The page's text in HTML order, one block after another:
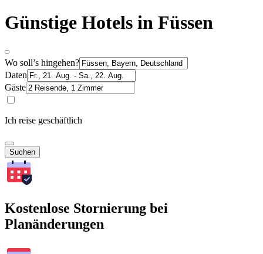
Günstige Hotels in Füssen
Wo soll’s hingehen?
Daten
Gäste
Ich reise geschäftlich
Suchen
Kostenlose Stornierung bei
Planänderungen